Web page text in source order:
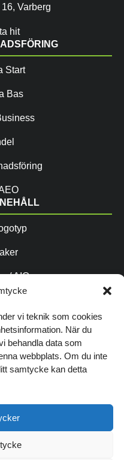
vi teknik som cookies
När du
behandla data som
webbplats. Om du inte
samtycke kan detta
Varberg
hit
Start
Bas
/ AIO
Vänner
NYTT
och höststädning